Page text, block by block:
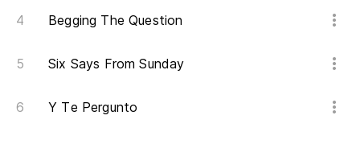
Begging The Question
Six Says From Sunday
Y Te Pergunto